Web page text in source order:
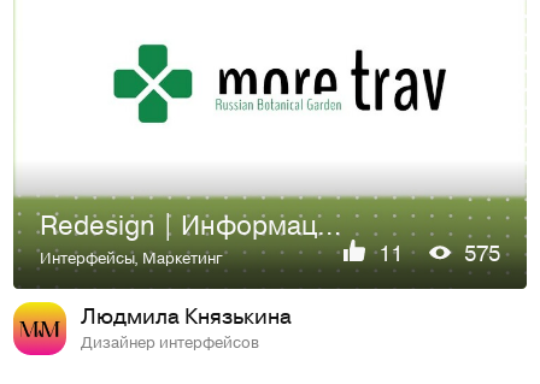
Redesign | Информационная страница косметического бренда
Интерфейсы, Маркетинг 11 575
Людмила Князькина
Дизайнер интерфейсов